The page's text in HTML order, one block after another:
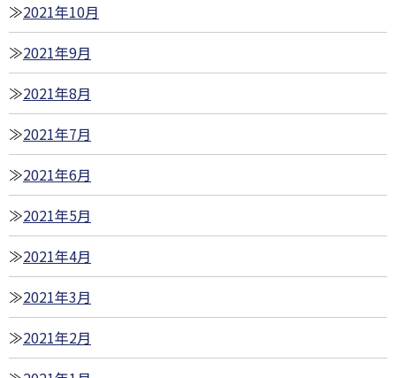
2021年10月
2021年9月
2021年8月
2021年7月
2021年6月
2021年5月
2021年4月
2021年3月
2021年2月